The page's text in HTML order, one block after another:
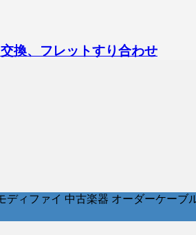
換、フレットすり合わせ
ィファイ 中古楽器 オーダーケーブ